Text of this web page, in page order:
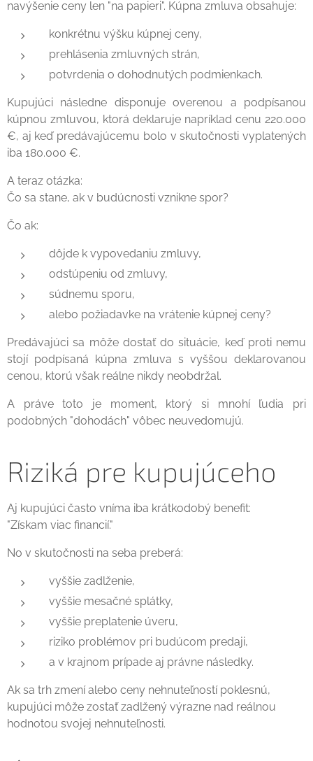
navýšenie ceny len "na papieri". Kúpna zmluva obsahuje:
konkrétnu výšku kúpnej ceny,
prehlásenia zmluvných strán,
potvrdenia o dohodnutých podmienkach.
Kupujúci následne disponuje overenou a podpísanou
kúpnou zmluvou, ktorá deklaruje napríklad cenu 220.000
€, aj keď predávajúcemu bolo v skutočnosti vyplatených
iba 180.000 €.
A teraz otázka:
Čo sa stane, ak v budúcnosti vznikne spor?
Čo ak:
dôjde k vypovedaniu zmluvy,
odstúpeniu od zmluvy,
súdnemu sporu,
alebo požiadavke na vrátenie kúpnej ceny?
Predávajúci sa môže dostať do situácie, keď proti nemu
stojí podpísaná kúpna zmluva s vyššou deklarovanou
cenou, ktorú však reálne nikdy neobdržal.
A práve toto je moment, ktorý si mnohí ľudia pri
podobných "dohodách" vôbec neuvedomujú.
Riziká pre kupujúceho
Aj kupujúci často vníma iba krátkodobý benefit:
"Získam viac financií."
No v skutočnosti na seba preberá:
vyššie zadlženie,
vyššie mesačné splátky,
vyššie preplatenie úveru,
riziko problémov pri budúcom predaji,
a v krajnom prípade aj právne následky.
Ak sa trh zmení alebo ceny nehnuteľností poklesnú,
kupujúci môže zostať zadlžený výrazne nad reálnou
hodnotou svojej nehnuteľnosti.